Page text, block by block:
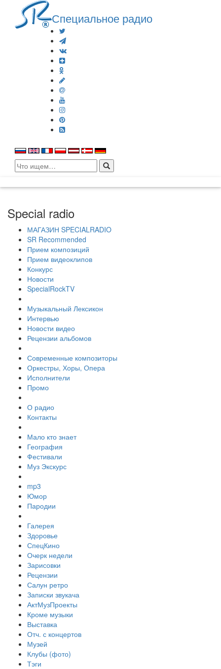
Специальное радио
Search
for:
Special radio
МАГАЗИН SPECIALRADIO
SR Recommended
Прием композиций
Прием видеоклипов
Конкурс
Новости
SpecialRockTV
Музыкальный Лексикон
Интервью
Новости видео
Рецензии альбомов
Современные композиторы
Оркестры, Хоры, Опера
Исполнители
Промо
О радио
Контакты
Мало кто знает
География
Фестивали
Муз Экскурс
mp3
Юмор
Пародии
Галерея
Здоровье
СпецКино
Очерк недели
Зарисовки
Рецензии
Салун ретро
Записки звукача
АктМузПроекты
Кроме музыки
Выставка
Отч. с концертов
Музей
Клубы (фото)
Тэги